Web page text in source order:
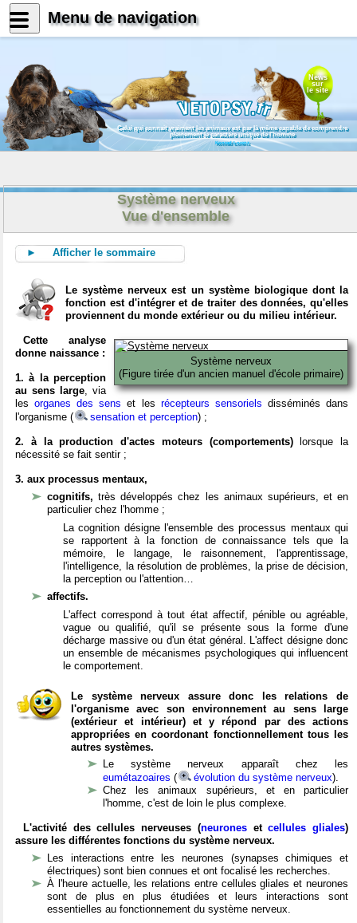
News
sur
le site
Celui qui connait vraiment les animaux est par là même capable de comprendre
pleinement le caractère unique de l'homme
Konrad Lorenz
Système nerveux
Vue d'ensemble
► Afficher le sommaire
Le système nerveux est un système biologique dont la
fonction est d'intégrer et de traiter des données, qu'elles
proviennent du monde extérieur ou du milieu intérieur.
Système nerveux
(Figure tirée d'un ancien manuel d'école primaire)
Cette analyse
donne naissance :
1. à la perception
au sens large, via
lesorganes des sens et les récepteurs sensoriels disséminés dans
l'organisme (
sensation et perception) ;
2. à la production d'actes moteurs (comportements)lorsque la
nécessité se fait sentir ;
3. aux processus mentaux,
cognitifs,très développés chez les animaux supérieurs, et en
particulier chez l'homme ;
La cognition désigne l'ensemble des processus mentaux qui
se rapportent à la fonction de connaissance tels que la
mémoire, le langage, le raisonnement, l'apprentissage,
l'intelligence, la résolution de problèmes, la prise de décision,
la perception ou l'attention…
affectifs.
L'affect correspond à tout état affectif, pénible ou agréable,
vague ou qualifié, qu'il se présente sous la forme d'une
décharge massive ou d'un état général. L'affect désigne donc
un ensemble de mécanismes psychologiques qui influencent
le comportement.
Le système nerveux assure donc les relations de
l'organisme avec son environnement au sens large
(extérieur et intérieur) et y répond par des actions
appropriées en coordonant fonctionnellement tous les
autres systèmes.
Le système nerveux apparaît chez les
eumétazoaires ( évolution du système nerveux).
Chez les animaux supérieurs, et en particulier
l'homme, c'est de loin le plus complexe.
L'activité des cellules nerveuses (neuronesetcellules gliales)
assure les différentes fonctions du système nerveux.
Les interactions entre les neurones (synapses chimiques et
électriques) sont bien connues et ont focalisé les recherches.
À l'heure actuelle, les relations entre cellules gliales et neurones
sont de plus en plus étudiées et leurs interactions sont
essentielles au fonctionnement du système nerveux.
Menu de navigation